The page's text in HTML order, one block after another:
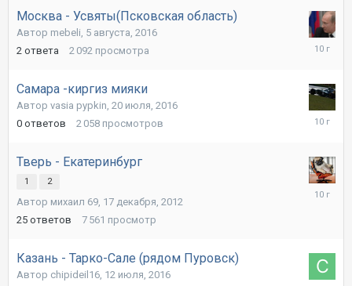
Москва - Усвяты(Псковская область)
Автор mebeli, 5 августа, 2016
2 ответа 2 092 просмотра
Самара -киргиз мияки
Автор vasia pypkin, 20 июля, 2016
0 ответов 2 058 просмотров
20
Тверь - Екатеринбург
1 2
Автор михаил 69, 17 декабря, 2012
25 ответов 7 561 просмотр
17
Казань - Тарко-Сале (рядом Пуровск)
Автор chipideil16, 12 июля, 2016